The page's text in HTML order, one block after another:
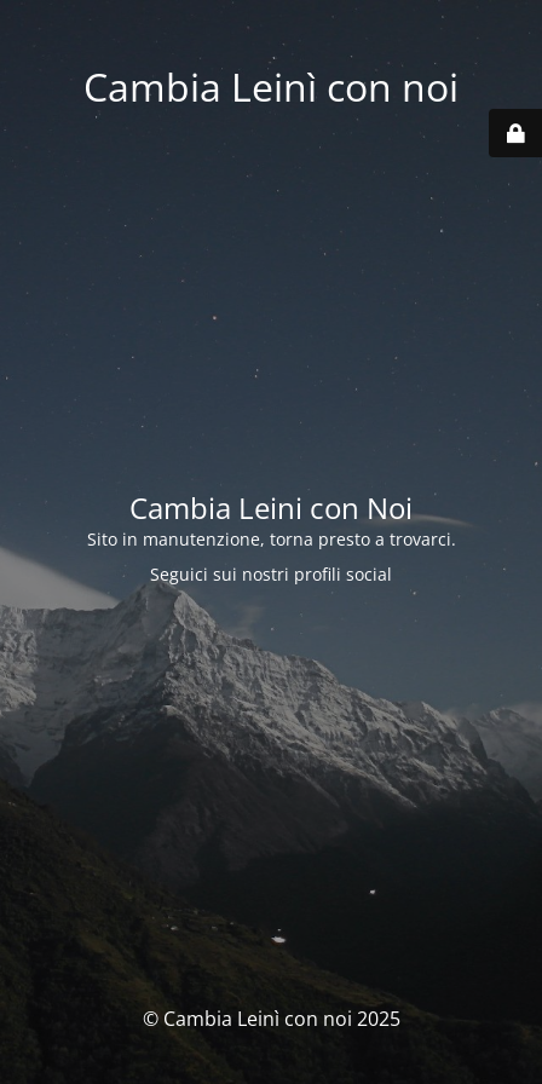
Cambia Leinì con noi
Cambia Leini con Noi
Sito in manutenzione, torna presto a trovarci.
Seguici sui nostri profili social
© Cambia Leinì con noi 2025